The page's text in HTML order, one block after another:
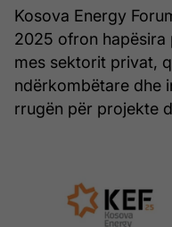
Kosova Energy
2025 ofron hapësira
mes sektorit privat,
ndërkombëtare dhe
rrugën për projekte